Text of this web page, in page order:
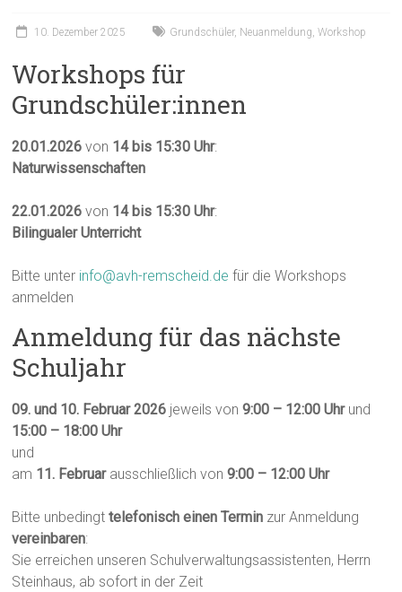
10. Dezember 2025 Grundschüler, Neuanmeldung,Workshop
Workshops für
Grundschüler:innen
20.01.2026 von 14 bis 15:30 Uhr:
Naturwissenschaften
22.01.2026 von 14 bis 15:30 Uhr:
Bilingualer Unterricht
Bitte unter info@avh-remscheid.de für die Workshops
anmelden
Anmeldung für das nächste
Schuljahr
09. und 10. Februar 2026 jeweils von9:00 – 12:00 Uhrund
15:00 – 18:00 Uhr
und
am 11. Februarausschließlich von9:00 – 12:00 Uhr
Bitte unbedingttelefonisch einen Termin zur Anmeldung
vereinbaren:
Sie erreichen unseren Schulverwaltungsassistenten, Herrn
Steinhaus, ab sofort in der Zeit